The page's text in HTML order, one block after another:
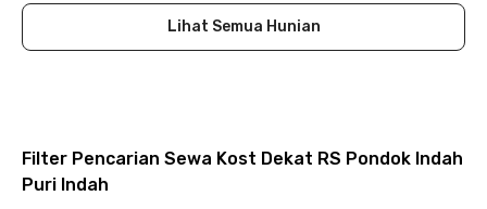
Lihat Semua Hunian
Filter Pencarian Sewa Kost Dekat RS Pondok Indah
Puri Indah